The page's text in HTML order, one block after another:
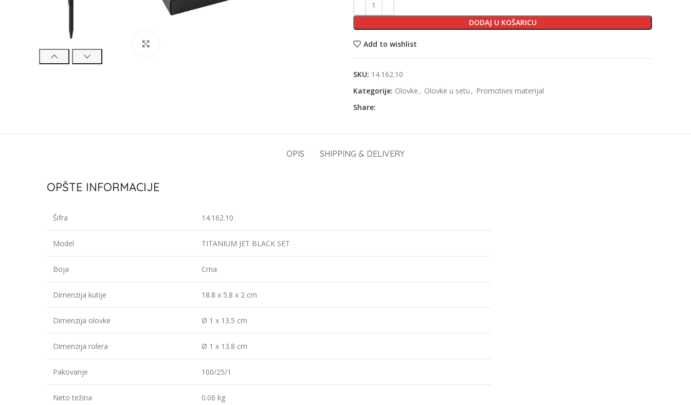
DODAJ U KOŠARICU
Add to wishlist
SKU: 14.162.10
Kategorije: Olovke , Olovke u setu , Promotivni materijal
Share:
OPIS SHIPPING & DELIVERY
OPŠTE INFORMACIJE
Šifra 14.162.10
Model TITANIUM JET BLACK SET
Boja Crna
Dimenzija kutije 18.8 x 5.8 x 2 cm
Dimenzija olovke Ø 1 x 13.5 cm
Dimenzija rolera Ø 1 x 13.8 cm
Pakovanje 100/25/1
Neto težina 0.06 kg